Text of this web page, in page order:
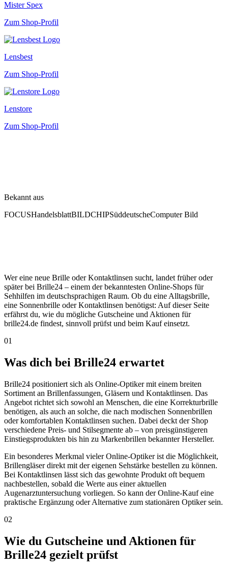
Mister Spex
Zum Shop-Profil
Lensbest
Zum Shop-Profil
Lenstore
Zum Shop-Profil
Bekannt aus
FOCUSHandelsblattBILDCHIPSüddeutscheComputer Bild
Wer eine neue Brille oder Kontaktlinsen sucht, landet früher oder
später bei Brille24 – einem der bekanntesten Online-Shops für
Sehhilfen im deutschsprachigen Raum. Ob du eine Alltagsbrille,
eine Sonnenbrille oder Kontaktlinsen benötigst: Auf dieser Seite
erfährst du, wie du mögliche Gutscheine und Aktionen für
brille24.de findest, sinnvoll prüfst und beim Kauf einsetzt.
01
Was dich bei Brille24 erwartet
Brille24 positioniert sich als Online-Optiker mit einem breiten
Sortiment an Brillenfassungen, Gläsern und Kontaktlinsen. Das
Angebot richtet sich sowohl an Menschen, die eine Korrekturbrille
benötigen, als auch an solche, die nach modischen Sonnenbrillen
oder komfortablen Kontaktlinsen suchen. Dabei deckt der Shop
verschiedene Preis- und Stilsegmente ab – von preisgünstigeren
Einstiegsprodukten bis hin zu Markenbrillen bekannter Hersteller.
Ein besonderes Merkmal vieler Online-Optiker ist die Möglichkeit,
Brillengläser direkt mit der eigenen Sehstärke bestellen zu können.
Bei Kontaktlinsen lässt sich das gewohnte Produkt oft bequem
nachbestellen, sobald die Werte aus einer aktuellen
Augenarztuntersuchung vorliegen. So kann der Online-Kauf eine
praktische Ergänzung oder Alternative zum stationären Optiker sein.
02
Wie du Gutscheine und Aktionen für
Brille24 gezielt prüfst